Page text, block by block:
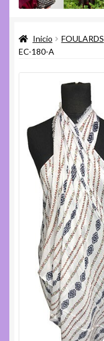
Ayuda
Inicio FOULARDS
EC-180-A